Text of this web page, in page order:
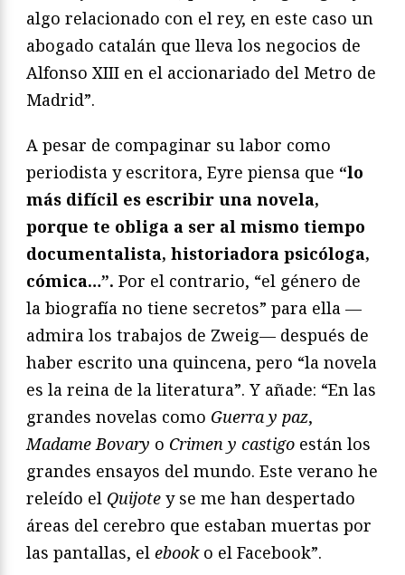
algo relacionado con el rey, en este caso un
abogado catalán que lleva los negocios de
Alfonso XIII en el accionariado del Metro de
Madrid”.
A pesar de compaginar su labor como
periodista y escritora, Eyre piensa que “lo
más difícil es escribir una novela,
porque te obliga a ser al mismo tiempo
documentalista, historiadora psicóloga,
cómica…”. Por el contrario, “el género de
la biografía no tiene secretos” para ella —
admira los trabajos de Zweig— después de
haber escrito una quincena, pero “la novela
es la reina de la literatura”. Y añade: “En las
grandes novelas como Guerra y paz,
Madame Bovary o Crimen y castigo están los
grandes ensayos del mundo. Este verano he
releído el Quijote y se me han despertado
áreas del cerebro que estaban muertas por
las pantallas, el ebooko el Facebook”.